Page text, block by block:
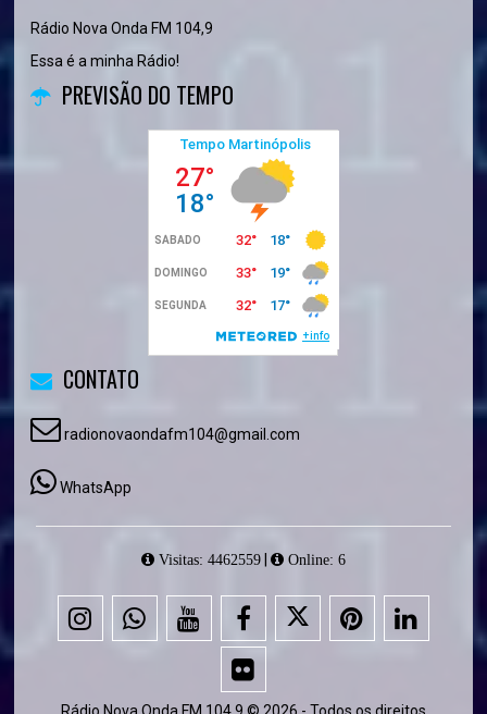
Rádio Nova Onda FM 104,9
Essa é a minha Rádio!
PREVISÃO DO TEMPO
CONTATO
radionovaondafm104@gmail.com
WhatsApp
Visitas: 4462559| Online: 6